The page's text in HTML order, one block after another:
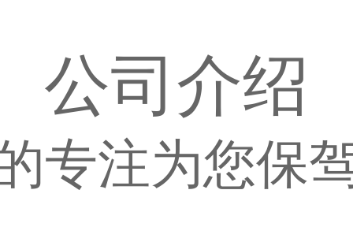
公司介绍
专注为您保